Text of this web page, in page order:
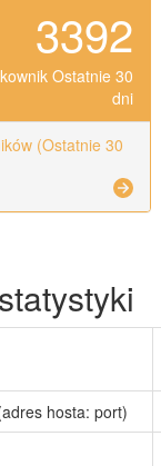
3392
Ostatnie 30
dni
(Ostatnie 30
hosta: port)